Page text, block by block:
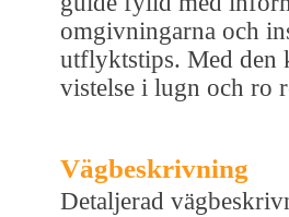
omgivningarna och
utflyktstips. Med den
vistelse i lugn och ro
Vägbeskrivning
Detaljerad